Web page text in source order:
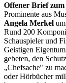
Offener Brief zum
Prominente aus
Angela Merkel
Rund 200
Schauspieler und
Geistigen
gebeten, den
„Chefsache" zu
oder Hörbücher